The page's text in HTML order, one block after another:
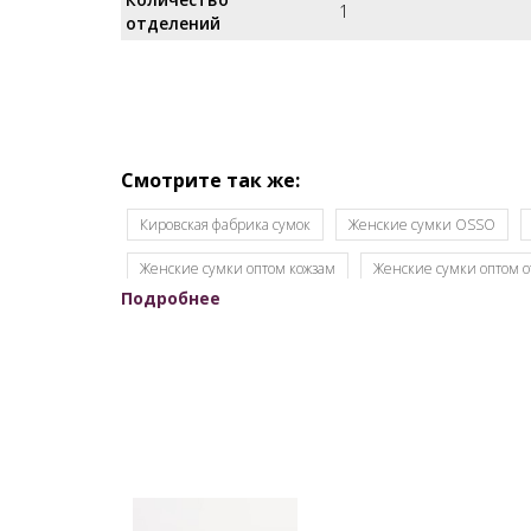
отделений
1
Смотрите так же:
Кировская фабрика сумок Женские сумки OSSO
Женские сумки оптом кожзам Женские сумки оптом
Женские сумки Российской фабрики
Подробнее